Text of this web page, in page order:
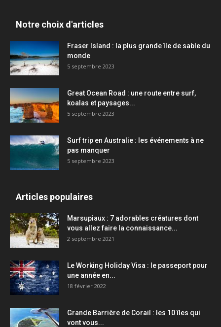
Notre choix d'articles
Fraser Island : la plus grande île de sable du
monde
5 septembre 2023
Great Ocean Road : une route entre surf,
koalas et paysages...
5 septembre 2023
Surf trip en Australie : les événements à ne
pas manquer
5 septembre 2023
Articles populaires
Marsupiaux : 7 adorables créatures dont
vous allez faire la connaissance...
2 septembre 2021
Le Working Holiday Visa : le passeport pour
une année en...
18 février 2022
Grande Barrière de Corail : les 10 îles qui
vont vous...